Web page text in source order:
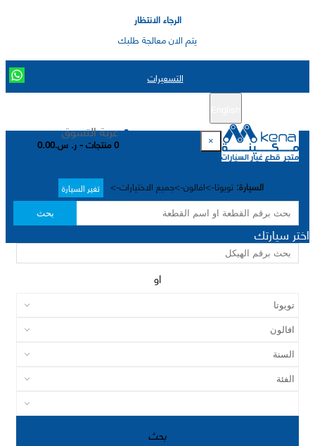
الرجاء الانتظار
يتم الان معالجة طلبك
التسعيرات
عربة التسوق
0 منتجات - ر. س.0.00
السيارة: تويوتا->افالون->جميع الاختيارات-> تغير السيارة
بحث
×
اختر سيارتك
او
بحث